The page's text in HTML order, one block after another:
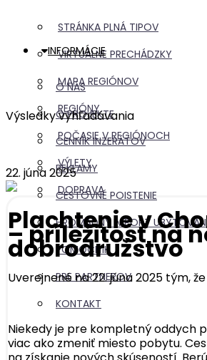
STRÁNKA PLNÁ TIPOV
VIRTUÁLNE PRECHÁDZKY
MAPA REGIÓNOV
REGIÓNY
POČASIE V REGIÓNOCH
VÝLETY
DOPRAVA
INFORMÁCIE
O NÁS
O PROJEKTE
CENNÍK INZERÁTOV
REKLAMY
CESTOVNÉ POISTENIE
HROMADNÝ IMPORT
POMOCNÍK
PRE PARTNEROV
KONTAKT
Výsledky vyhľadávania
22. júna 2025
Plachtenie v
– príležitosť na
dobrodružstvo
Uverejnené na 22. júna 2025 tým, že
Niekedy je pre kompletný oddych
viac ako zmeniť miesto pobytu.